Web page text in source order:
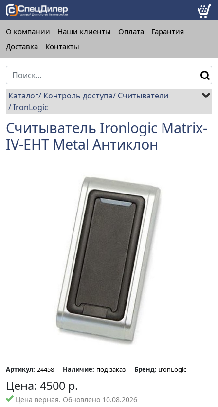
О компании Наши клиенты Оплата
Гарантия
Доставка
Контакты
Каталог Контроль доступа Считыватели
IronLogic
Считыватель Ironlogic Matrix-
IV-EHT Metal Антиклон
Артикул: 24458 Наличие: под заказ Бренд: IronLogic
Цена: 4500 р.
Цена верная. Обновлено 10.08.2026